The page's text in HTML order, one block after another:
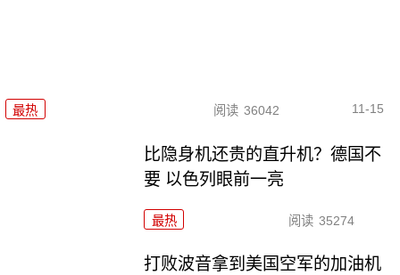
最热 阅读 36042 11-15
比隐身机还贵的直升机？德国不
要 以色列眼前一亮
最热 阅读 35274
打败波音拿到美国空军的加油机